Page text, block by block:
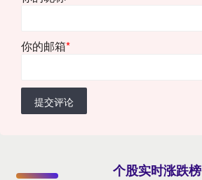
你的邮箱*
提交评论
个股实时涨跌榜